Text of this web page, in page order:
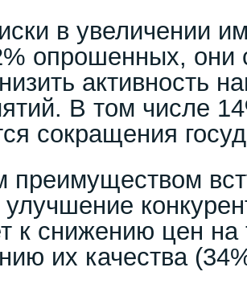
в увеличении
опрошенных, они
активность
В том числе
сокращения
преимуществом
улучшение
к снижению цен на
их качества